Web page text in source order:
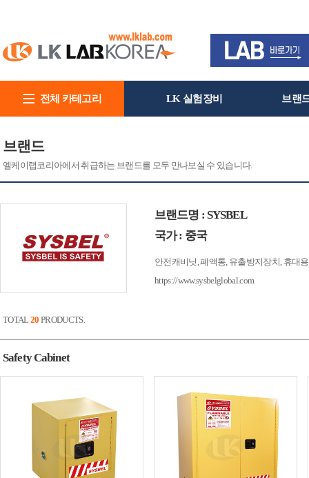
전체 카테고리 LK 실험장비 브랜
브랜드
엘케이랩코리아에서 취급하는 브랜드를 모두 만나보실 수 있습니다.
브랜드명 : SYSBEL
국가 : 중국
안전캐비닛, 폐액통, 유출방지장치, 휴대
https://www.sysbelglobal.com
TOTAL 20 PRODUCTS.
Safety Cabinet